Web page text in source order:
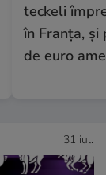
teckeli
în Franța,
de euro
31 iul.